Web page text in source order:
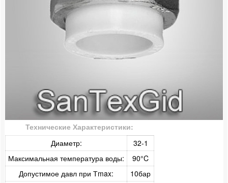
Крестовина
Крепление для труб
Настенный комплект
Колено обводное
Компенсатор
FV-Plast (Чешская)
Для металлопластиковых труб
Технические Характеристики:
Диаметр:
32-1
Максимальная температура воды:
90°C
Допустимое давл при Тmax:
10бар